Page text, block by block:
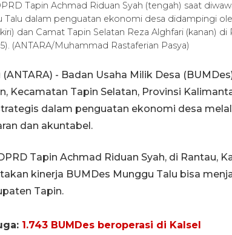
Tapin Achmad Riduan Syah (tengah) saat
Talu dalam penguatan ekonomi desa didampingi
dan Camat Tapin Selatan Reza Alghfari (kanan)
(ANTARA/Muhammad Rastaferian Pasya)
(ANTARA) - Badan Usaha Milik Desa
Kecamatan Tapin Selatan, Provinsi
dalam penguatan ekonomi desa
dan akuntabel.
Tapin Achmad Riduan Syah, di Rantau,
kinerja BUMDes Munggu Talu bisa
Tapin.
1.743 BUMDes beroperasi di Kalsel